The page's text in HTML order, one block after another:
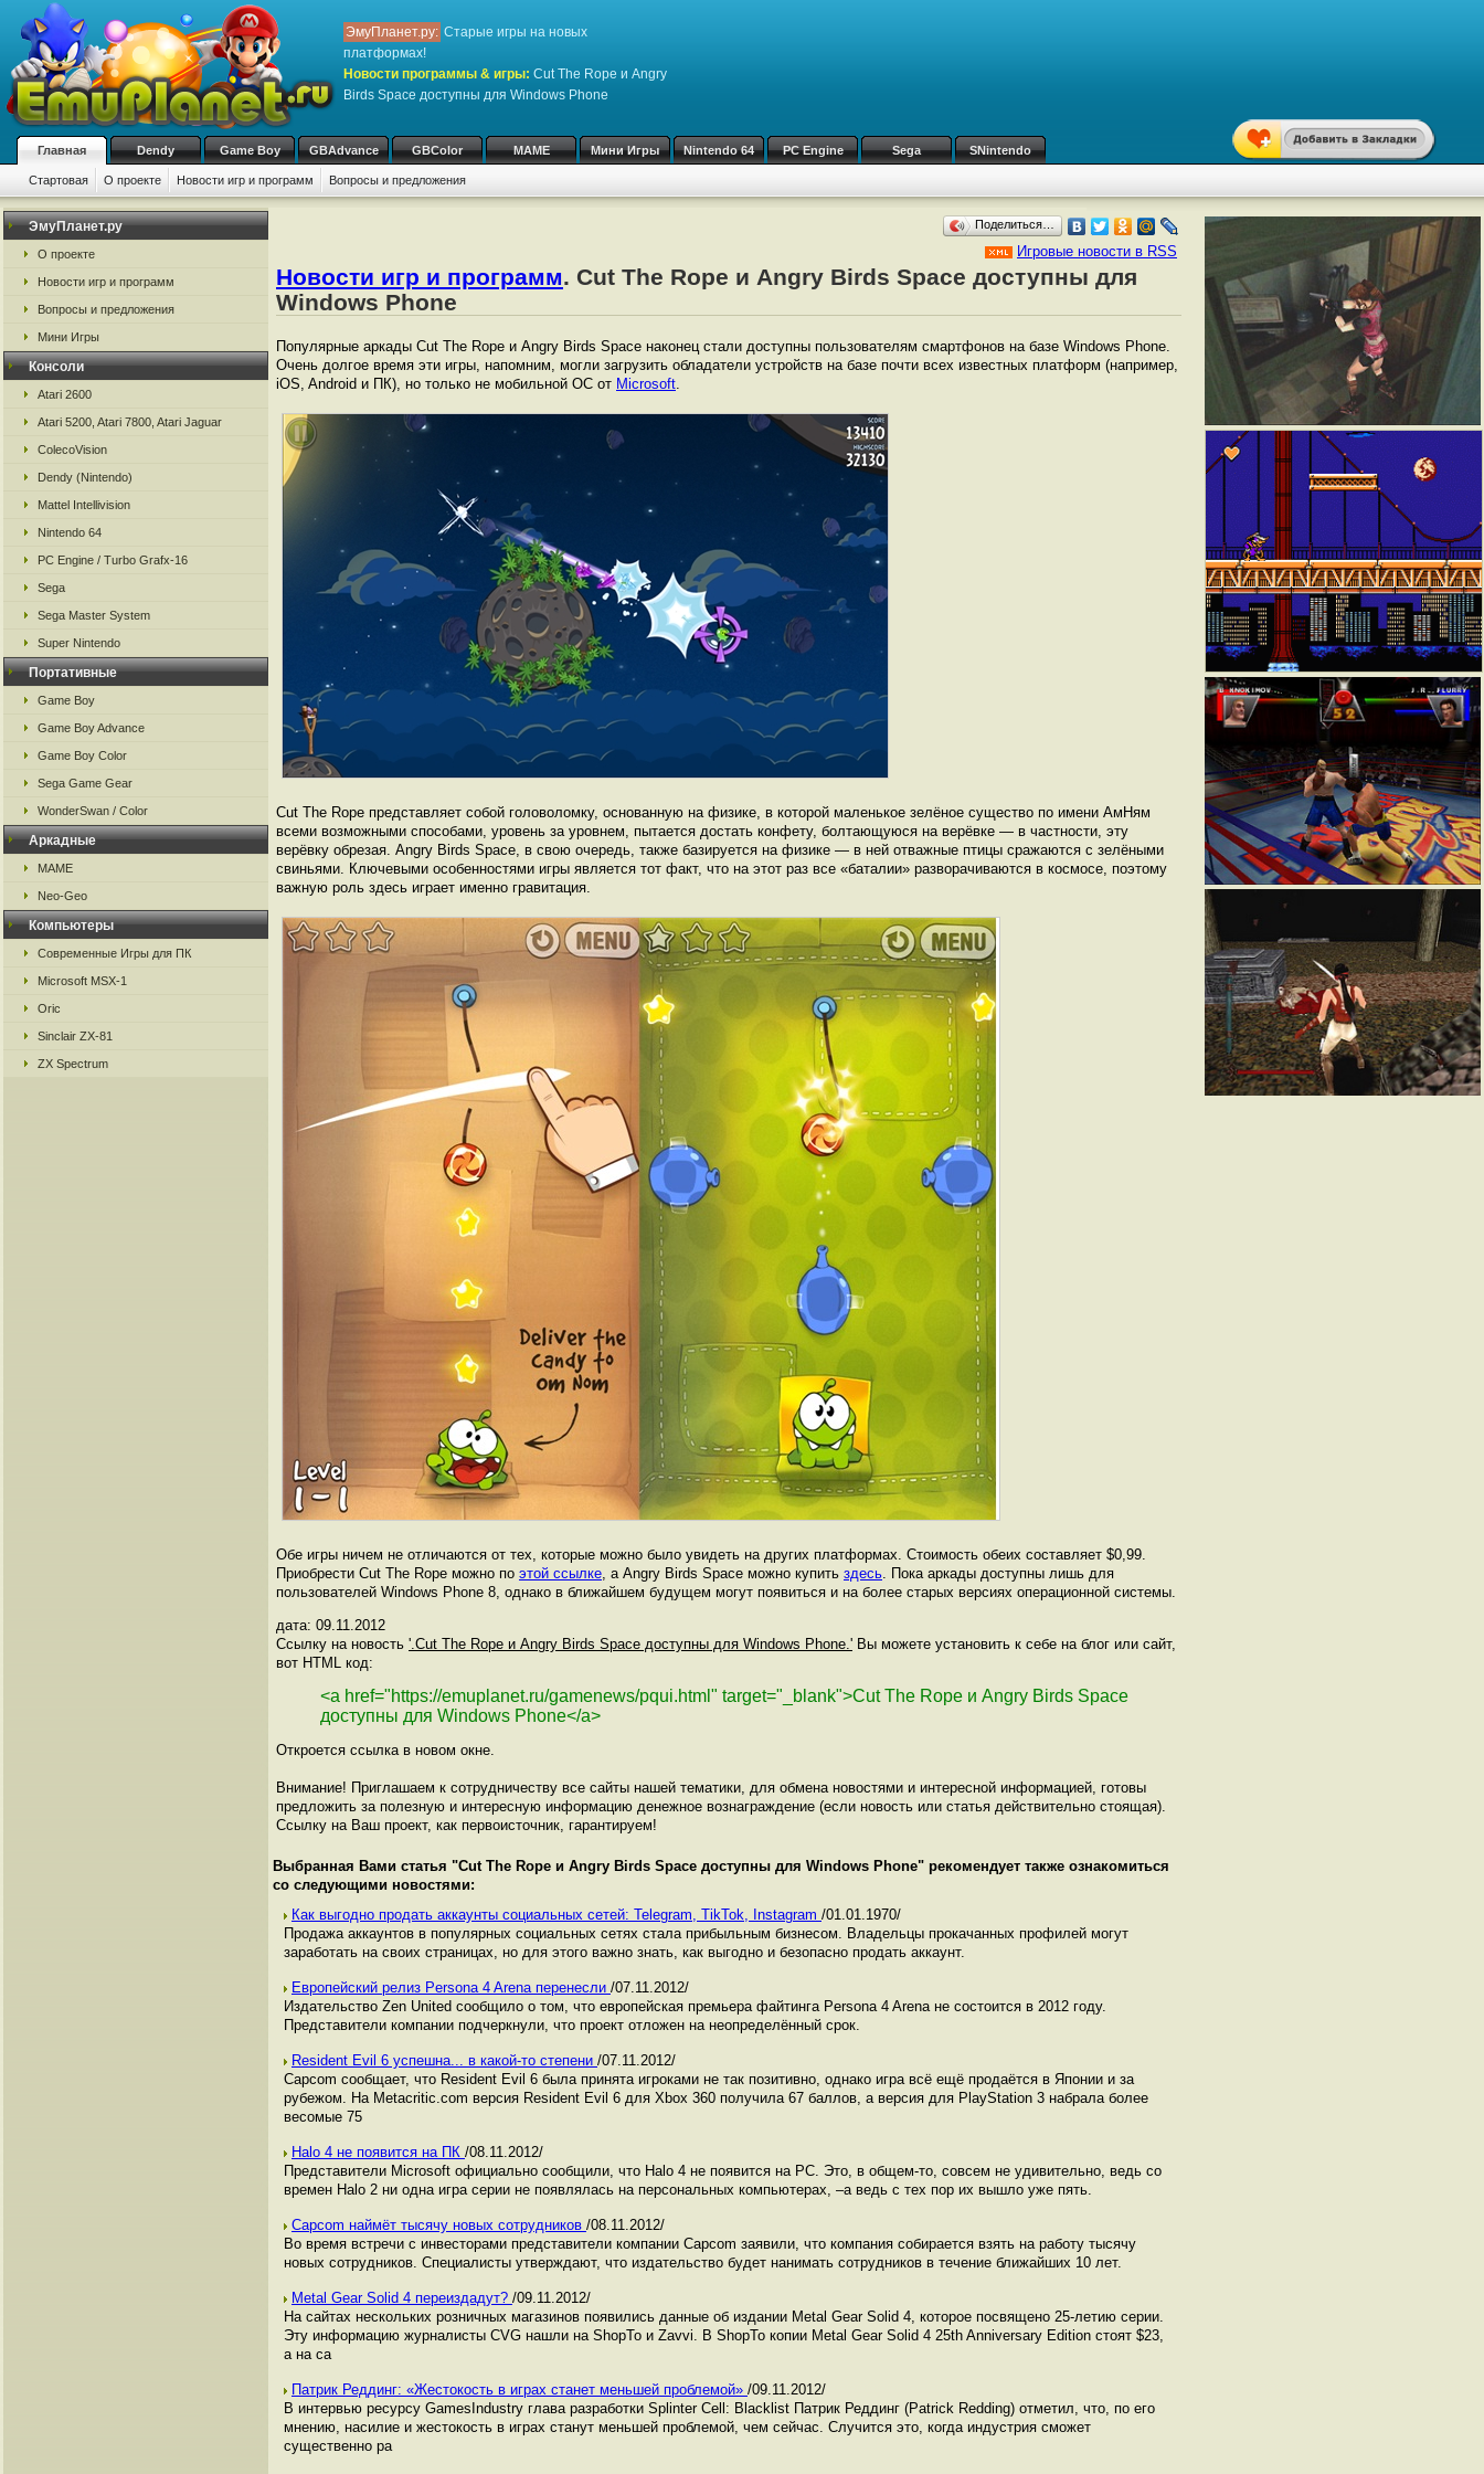
ЭмуПланет.ру: Старые игры на новых
платформах!
Новости программы & игры: Cut The Rope и Angry
Birds Space доступны для Windows Phone
Главная Dendy Game Boy GBAdvance GBColor MAME Мини Игры Nintendo 64 PC Engine Sega SNintendo
Стартовая О проекте Новости игр и программ Вопросы и предложения
ЭмуПланет.ру
О проекте
Новости игр и программ
Вопросы и предложения
Мини Игры
Консоли
Atari 2600
Atari 5200, Atari 7800, Atari Jaguar
ColecoVision
Dendy (Nintendo)
Mattel Intellivision
Nintendo 64
PC Engine / Turbo Grafx-16
Sega
Sega Master System
Super Nintendo
Портативные
Game Boy
Game Boy Advance
Game Boy Color
Sega Game Gear
WonderSwan / Color
Аркадные
MAME
Neo-Geo
Компьютеры
Современные Игры для ПК
Microsoft MSX-1
Oric
Sinclair ZX-81
ZX Spectrum
Поделиться…
Игровые новости в RSS
Новости игр и программ. Cut The Rope и Angry Birds Space доступны для
Windows Phone
Популярные аркады Cut The Rope и Angry Birds Space наконец стали доступны пользователям смартфонов на базе Windows Phone.
Очень долгое время эти игры, напомним, могли загрузить обладатели устройств на базе почти всех известных платформ (например,
iOS, Android и ПК), но только не мобильной ОС от Microsoft.
Cut The Rope представляет собой головоломку, основанную на физике, в которой маленькое зелёное существо по имени АмНям
всеми возможными способами, уровень за уровнем, пытается достать конфету, болтающуюся на верёвке — в частности, эту
верёвку обрезая. Angry Birds Space, в свою очередь, также базируется на физике — в ней отважные птицы сражаются с зелёными
свиньями. Ключевыми особенностями игры является тот факт, что на этот раз все «баталии» разворачиваются в космосе, поэтому
важную роль здесь играет именно гравитация.
Обе игры ничем не отличаются от тех, которые можно было увидеть на других платформах. Стоимость обеих составляет $0,99.
Приобрести Cut The Rope можно по этой ссылке, а Angry Birds Space можно купить здесь. Пока аркады доступны лишь для
пользователей Windows Phone 8, однако в ближайшем будущем могут появиться и на более старых версиях операционной системы.
дата: 09.11.2012
Ссылку на новость '.Cut The Rope и Angry Birds Space доступны для Windows Phone.' Вы можете установить к себе на блог или сайт,
вот HTML код:
<a href="https://emuplanet.ru/gamenews/pqui.html" target="_blank">Cut The Rope и Angry Birds Space
доступны для Windows Phone</a>
Откроется ссылка в новом окне.
Внимание! Приглашаем к сотрудничеству все сайты нашей тематики, для обмена новостями и интересной информацией, готовы
предложить за полезную и интересную информацию денежное вознаграждение (если новость или статья действительно стоящая).
Ссылку на Ваш проект, как первоисточник, гарантируем!
Выбранная Вами статья "Cut The Rope и Angry Birds Space доступны для Windows Phone" рекомендует также ознакомиться
со следующими новостями:
Как выгодно продать аккаунты социальных сетей: Telegram, TikTok, Instagram /01.01.1970/
Продажа аккаунтов в популярных социальных сетях стала прибыльным бизнесом. Владельцы прокачанных профилей могут
заработать на своих страницах, но для этого важно знать, как выгодно и безопасно продать аккаунт.
Европейский релиз Persona 4 Arena перенесли /07.11.2012/
Издательство Zen United сообщило о том, что европейская премьера файтинга Persona 4 Arena не состоится в 2012 году.
Представители компании подчеркнули, что проект отложен на неопределённый срок.
Resident Evil 6 успешна... в какой-то степени /07.11.2012/
Capcom сообщает, что Resident Evil 6 была принята игроками не так позитивно, однако игра всё ещё продаётся в Японии и за
рубежом. На Metacritic.com версия Resident Evil 6 для Xbox 360 получила 67 баллов, а версия для PlayStation 3 набрала более
весомые 75
Halo 4 не появится на ПК /08.11.2012/
Представители Microsoft официально сообщили, что Halo 4 не появится на PC. Это, в общем-то, совсем не удивительно, ведь со
времен Halo 2 ни одна игра серии не появлялась на персональных компьютерах, –а ведь с тех пор их вышло уже пять.
Capcom наймёт тысячу новых сотрудников /08.11.2012/
Во время встречи с инвесторами представители компании Capcom заявили, что компания собирается взять на работу тысячу
новых сотрудников. Специалисты утверждают, что издательство будет нанимать сотрудников в течение ближайших 10 лет.
Metal Gear Solid 4 переиздадут? /09.11.2012/
На сайтах нескольких розничных магазинов появились данные об издании Metal Gear Solid 4, которое посвящено 25-летию серии.
Эту информацию журналисты CVG нашли на ShopTo и Zavvi. В ShopTo копии Metal Gear Solid 4 25th Anniversary Edition стоят $23,
а на са
Патрик Реддинг: «Жестокость в играх станет меньшей проблемой» /09.11.2012/
В интервью ресурсу GamesIndustry глава разработки Splinter Cell: Blacklist Патрик Реддинг (Patrick Redding) отметил, что, по его
мнению, насилие и жестокость в играх станут меньшей проблемой, чем сейчас. Случится это, когда индустрия сможет
существенно ра